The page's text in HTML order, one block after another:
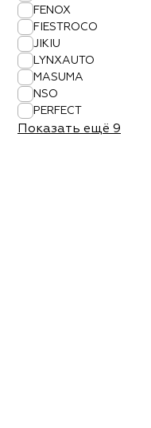
FENOX
FIESTROCO
JIKIU
LYNXAUTO
MASUMA
NSO
PERFECT
Показать ещё 9